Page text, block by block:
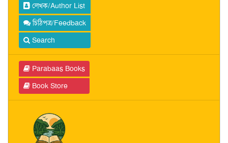
লেখক/Author List
চিঠিপত্র/Feedback
Search
Parabaas Books
Book Store